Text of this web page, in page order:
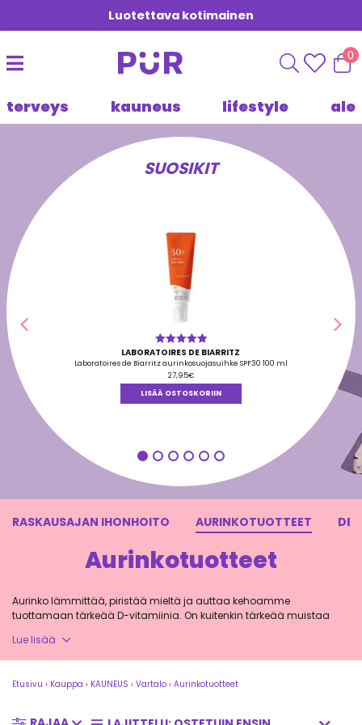
Luotettava kotimainen
0
terveys kauneus lifestyle ale
SUOSIKIT
Arvostelu
tuotteesta:
5.00/ 5
LABORATOIRES DE BIARRITZ
Laboratoires de Biarritz aurinkosuojasuihke SPF30 100 ml
27,95€
LISÄÄ OSTOSKORIIN
Edellinen
RASKAUSAJAN IHONHOITO AURINKOTUOTTEET
Aurinkotuotteet
Aurinko lämmittää, piristää mieltä ja auttaa kehoamme
tuottamaan tärkeää D-vitamiinia. On kuitenkin tärkeää muistaa
laadukkaisiin aurinkotuotteisiin, joiden avulla nautit auringosta
turvallisemmin ja hoidat ihoa myös auringonoton jälkeen.
Lue lisää
Etusivu › Kauppa › KAUNEUS › Vartalo › Aurinkotuotteet